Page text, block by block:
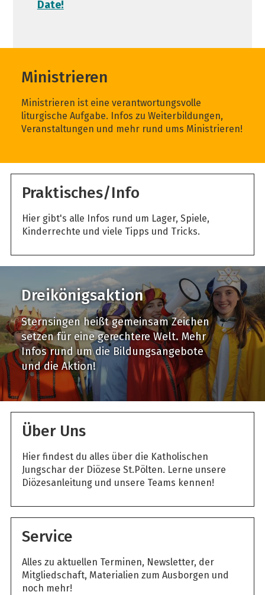
Date!
Ministrieren
Ministrieren ist eine verantwortungsvolle
liturgische Aufgabe. Infos zu Weiterbildungen,
Veranstaltungen und mehr rund ums Ministrieren!
Praktisches/Info
Hier gibt's alle Infos rund um Lager, Spiele,
Kinderrechte und viele Tipps und Tricks.
Dreikönigsaktion
Sternsingen heißt gemeinsam Zeichen
setzen für eine gerechtere Welt. Mehr
Infos rund um die Bildungsangebote
und die Aktion!
Über Uns
Hier findest du alles über die Katholischen
Jungschar der Diözese St.Pölten. Lerne unsere
Diözesanleitung und unsere Teams kennen!
Service
Alles zu aktuellen Terminen, Newsletter, der
Mitgliedschaft, Materialien zum Ausborgen und
noch mehr!